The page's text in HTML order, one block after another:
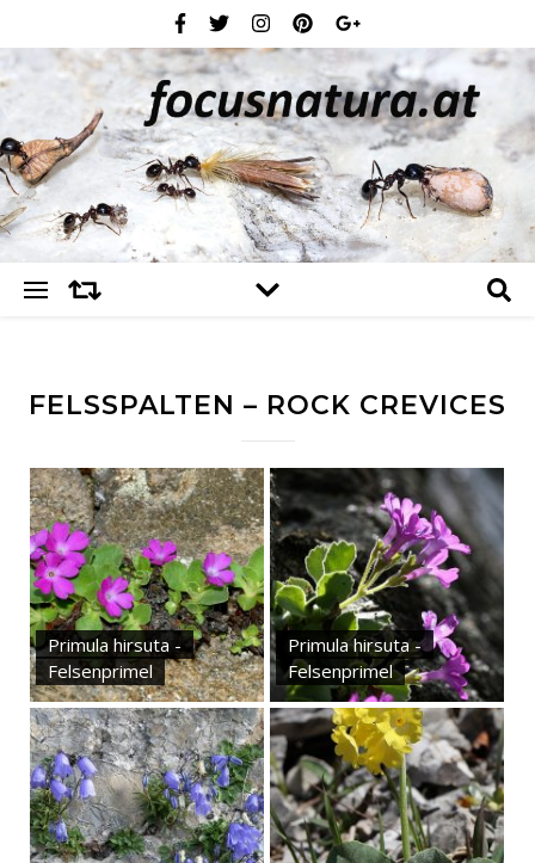
FELSSPALTEN – ROCK CREVICES
Primula hirsuta -
Felsenprimel
Primula hirsuta -
Felsenprimel